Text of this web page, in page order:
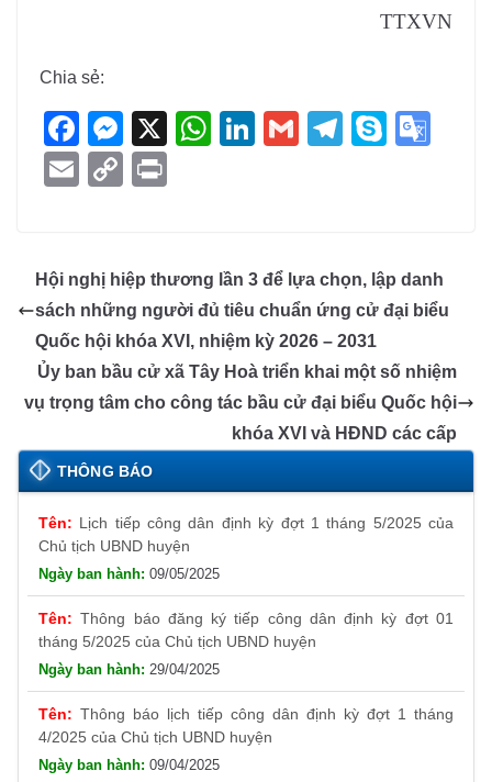
TTXVN
Chia sẻ:
F
a
c
b
o
o
k
M
e
ss
n
g
er
X
W
A
p
p
Li
dI
n
G
T
a
m
S
e
Tr
n
sl
at
e
E
C
y
Li
n
k
Hội nghị hiệp thương lần 3 để lựa chọn, lập danh
sách những người đủ tiêu chuẩn ứng cử đại biểu
Quốc hội khóa XVI, nhiệm kỳ 2026 – 2031
Ủy ban bầu cử xã Tây Hoà triển khai một số nhiệm
vụ trọng tâm cho công tác bầu cử đại biểu Quốc hội
khóa XVI và HĐND các cấp
THÔNG BÁO
Chủ tịch UBND huyện
tháng 5/2025 của Chủ tịch UBND huyện
4/2025 của Chủ tịch UBND huyện